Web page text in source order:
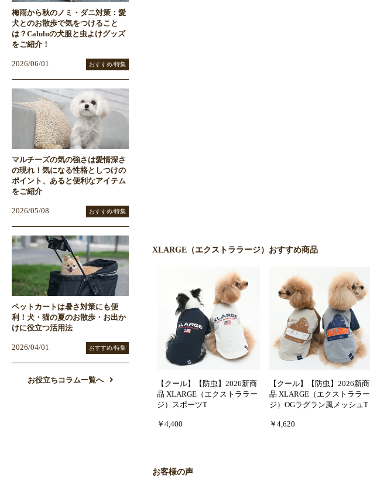
XLARGE（エクストララージ）おすすめ商品
【クール】【防虫】2026新商
品 XLARGE（エクストララー
ジ）スポーツT
￥4,400
【クール】【防虫】2026新商
品 XLARGE（エクストララー
ジ）OGラグラン風メッシュT
￥4,620
お客様の声
梅雨から秋のノミ・ダニ対策：愛
犬とのお散歩で気をつけること
は？Caluluの犬服と虫よけグッズ
をご紹介！
2026/06/01 おすすめ/特集
マルチーズの気の強さは愛情深さ
の現れ！気になる性格としつけの
ポイント、あると便利なアイテム
をご紹介
2026/05/08 おすすめ/特集
ペットカートは暑さ対策にも便
利！犬・猫の夏のお散歩・お出か
けに役立つ活用法
2026/04/01 おすすめ/特集
お役立ちコラム一覧へ